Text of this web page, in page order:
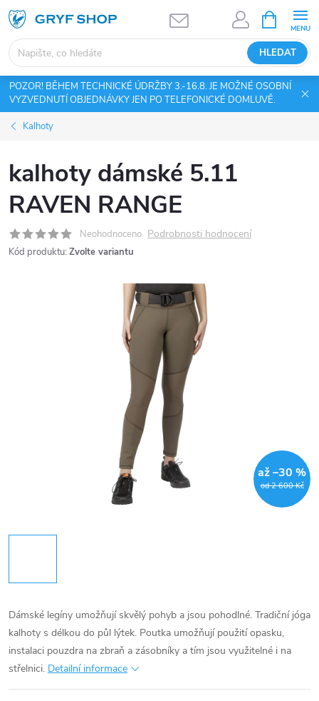
Přejít
na
obsah
HLEDAT
NÁKUPNÍ
KOŠÍK
POZOR! BĚHEM TECHNICKÉ ÚDRŽBY 3.-16.8. JE MOŽNÉ OSOBNÍ
VYZVEDNUTÍ OBJEDNÁVKY JEN PO TELEFONICKÉ DOMLUVĚ.
Kalhoty
kalhoty dámské 5.11
RAVEN RANGE
Neohodnoceno Podrobnosti hodnocení
Kód produktu: Zvolte variantu
od 2 600 Kč
až –30 %
Dámské legíny umožňují skvělý pohyb a jsou pohodlné. Tradiční jóga
kalhoty s délkou do půl lýtek. Poutka umožňují použití opasku,
instalaci pouzdra na zbraň a zásobníky a tím jsou využitelné i na
střelnici. Detailní informace